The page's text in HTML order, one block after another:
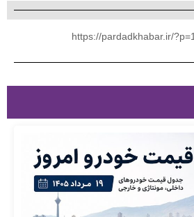
https://pardadkhabar.ir/